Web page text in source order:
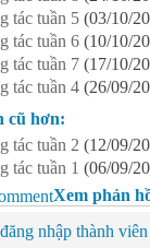
tác tuần 5 (03/10/
tác tuần 6 (10/10/
tác tuần 7 (17/10/
tác tuần 4 (26/09/
cũ hơn:
tác tuần 2 (12/09/
tác tuần 1 (06/09/
Xem phản
nhập thành